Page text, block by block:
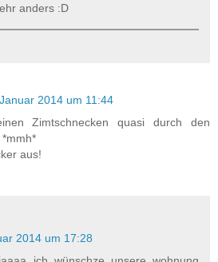
anders :D
2014 um 11:44
Zimtschnecken quasi durch den
aus!
2014 um 17:28